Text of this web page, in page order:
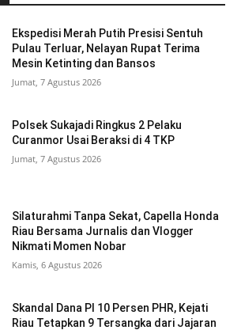
Ekspedisi Merah Putih Presisi Sentuh
Pulau Terluar, Nelayan Rupat Terima
Mesin Ketinting dan Bansos
Jumat, 7 Agustus 2026
Polsek Sukajadi Ringkus 2 Pelaku
Curanmor Usai Beraksi di 4 TKP
Jumat, 7 Agustus 2026
Silaturahmi Tanpa Sekat, Capella Honda
Riau Bersama Jurnalis dan Vlogger
Nikmati Momen Nobar
Kamis, 6 Agustus 2026
Skandal Dana PI 10 Persen PHR, Kejati
Riau Tetapkan 9 Tersangka dari Jajaran